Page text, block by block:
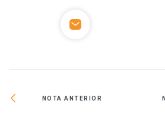
NOTA ANTERIOR